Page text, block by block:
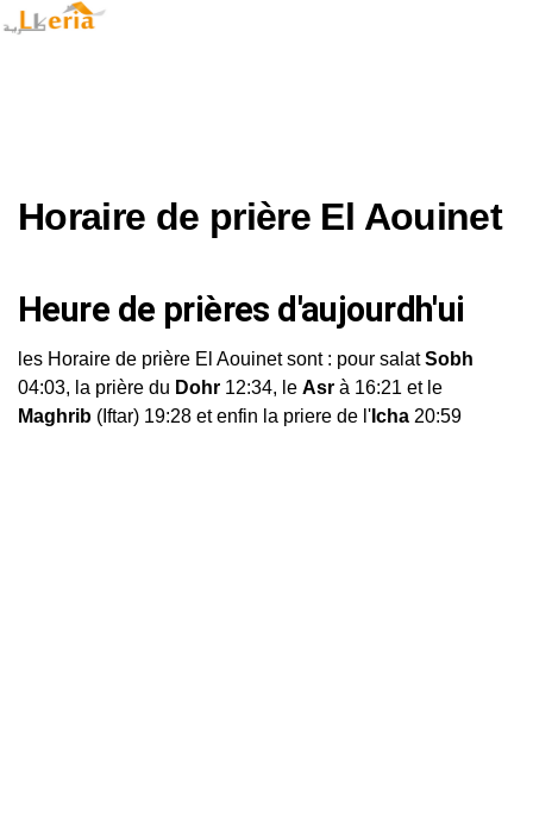
Horaire de prière El Aouinet
Heure de prières d'aujourdh'ui
les Horaire de prière El Aouinet sont : pour salatSobh
04:03, la prière du Dohr 12:34, le Asr à 16:21 et le
Maghrib (Iftar) 19:28 et enfin la priere de l' Icha 20:59